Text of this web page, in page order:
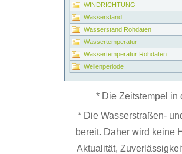
WINDRICHTUNG
Wasserstand
Wasserstand Rohdaten
Wassertemperatur
Wassertemperatur Rohdaten
Wellenperiode
* Die Zeitstempel in
* Die Wasserstraßen-
bereit. Daher wird keine
Aktualität,